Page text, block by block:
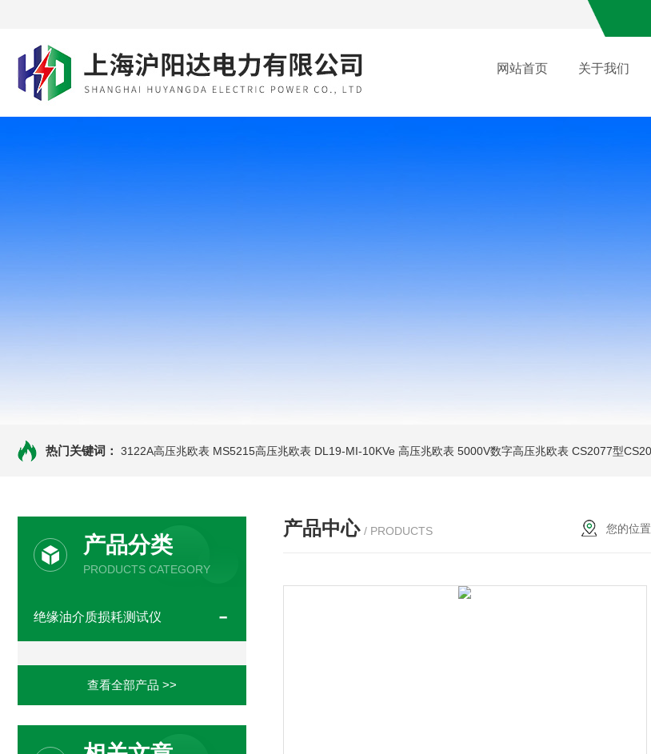
网站首页 关于我们
热门关键词： 3122A高压兆欧表 MS5215高压兆欧表 DL19-MI-10KVe 高压兆欧表 5000V数字高压兆欧表 CS2077型CS2077高压
产品分类
PRODUCTS CATEGORY
绝缘油介质损耗测试仪
查看全部产品 >>
产品中心 / PRODUCTS 您的位置